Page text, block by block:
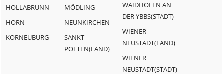
HOLLABRUNN
HORN
KORNEUBURG
MÖDLING
NEUNKIRCHEN
SANKT
PÖLTEN(LAND)
WAIDHOFEN AN
DER YBBS(STADT)
WIENER
NEUSTADT(LAND)
WIENER
NEUSTADT(STADT)